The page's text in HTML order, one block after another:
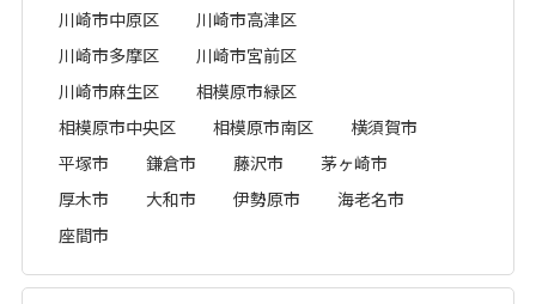
川崎市中原区
川崎市高津区
川崎市多摩区
川崎市宮前区
川崎市麻生区
相模原市緑区
相模原市中央区
相模原市南区
横須賀市
平塚市
鎌倉市 藤沢市
茅ヶ崎市
厚木市
大和市 伊勢原市
海老名市
座間市